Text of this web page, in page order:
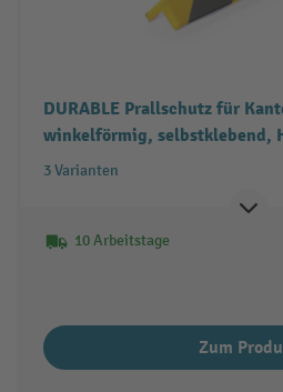
DURABLE Prallschutz für
winkelförmig, selbstklebend,
3 Varianten
10 Arbeitstage
Zum